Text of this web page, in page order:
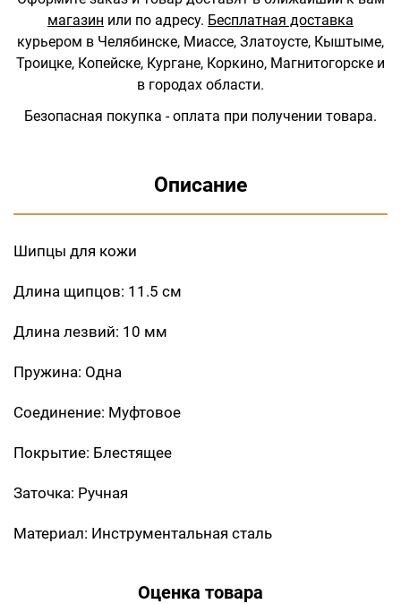
магазин или по адресу. Бесплатная доставка
курьером в Челябинске, Миассе, Златоусте, Кыштыме,
Троицке, Копейске, Кургане, Коркино, Магнитогорске и
в городах области.
Безопасная покупка - оплата при получении товара.
Описание
Шипцы для кожи
Длина щипцов: 11.5 см
Длина лезвий: 10 мм
Пружина: Одна
Соединение: Муфтовое
Покрытие: Блестящее
Заточка: Ручная
Материал: Инструментальная сталь
Оценка товара